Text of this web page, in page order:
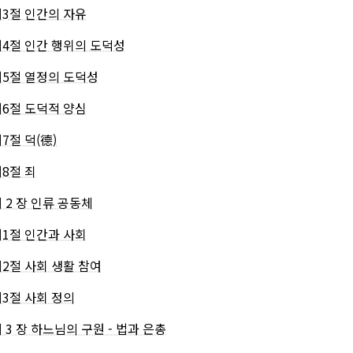
절 인간의 자유
절 인간 행위의 도덕성
절 열정의 도덕성
절 도덕적 양심
절 덕(德)
절 죄
2 장 인류 공동체
절 인간과 사회
절 사회 생활 참여
절 사회 정의
3 장 하느님의 구원 - 법과 은총